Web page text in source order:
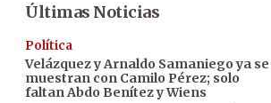
Últimas Noticias
Política
Velázquez y Arnaldo Samaniego ya se
muestran con Camilo Pérez; solo
faltan Abdo Benítez y Wiens